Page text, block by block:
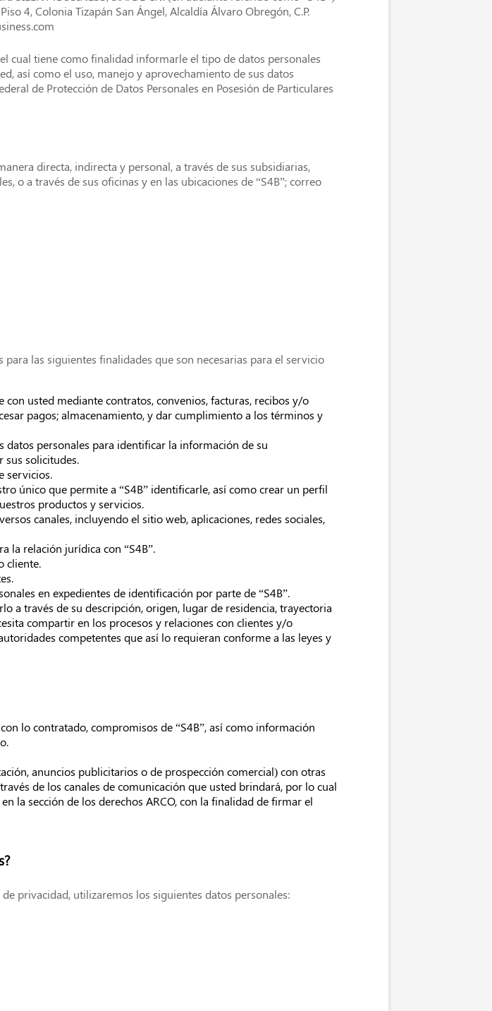
4, Colonia Tizapán San Ángel, Alcaldía Álvaro Obregón, C.P.
cual tiene como finalidad informarle el tipo de datos personales
así como el uso, manejo y aprovechamiento de sus datos
de Protección de Datos Personales en Posesión de Particulares
directa, indirecta y personal, a través de sus subsidiarias,
o a través de sus oficinas y en las ubicaciones de “S4B”; correo
las siguientes finalidades que son necesarias para el servicio
usted mediante contratos, convenios, facturas, recibos y/o
pagos; almacenamiento, y dar cumplimiento a los términos y
personales para identificar la información de su
sus solicitudes.
servicios.
único que permite a “S4B” identificarle, así como crear un perfil
productos y servicios.
canales, incluyendo el sitio web, aplicaciones, redes sociales,
la relación jurídica con “S4B”.
cliente.
en expedientes de identificación por parte de “S4B”.
a través de su descripción, origen, lugar de residencia, trayectoria
compartir en los procesos y relaciones con clientes y/o
competentes que así lo requieran conforme a las leyes y
lo contratado, compromisos de “S4B”, así como información
anuncios publicitarios o de prospección comercial) con otras
de los canales de comunicación que usted brindará, por lo cual
la sección de los derechos ARCO, con la finalidad de firmar el
privacidad, utilizaremos los siguientes datos personales: